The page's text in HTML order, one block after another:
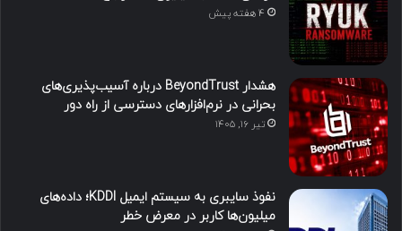
4 هفته پیش
هشدار BeyondTrust درباره آسیب‌پذیری‌های
بحرانی در نرم‌افزارهای دسترسی از راه دور
تیر ۱۶, ۱۴۰۵
نفوذ سایبری به سیستم ایمیل KDDI؛ داده‌های
میلیون‌ها کاربر در معرض خطر